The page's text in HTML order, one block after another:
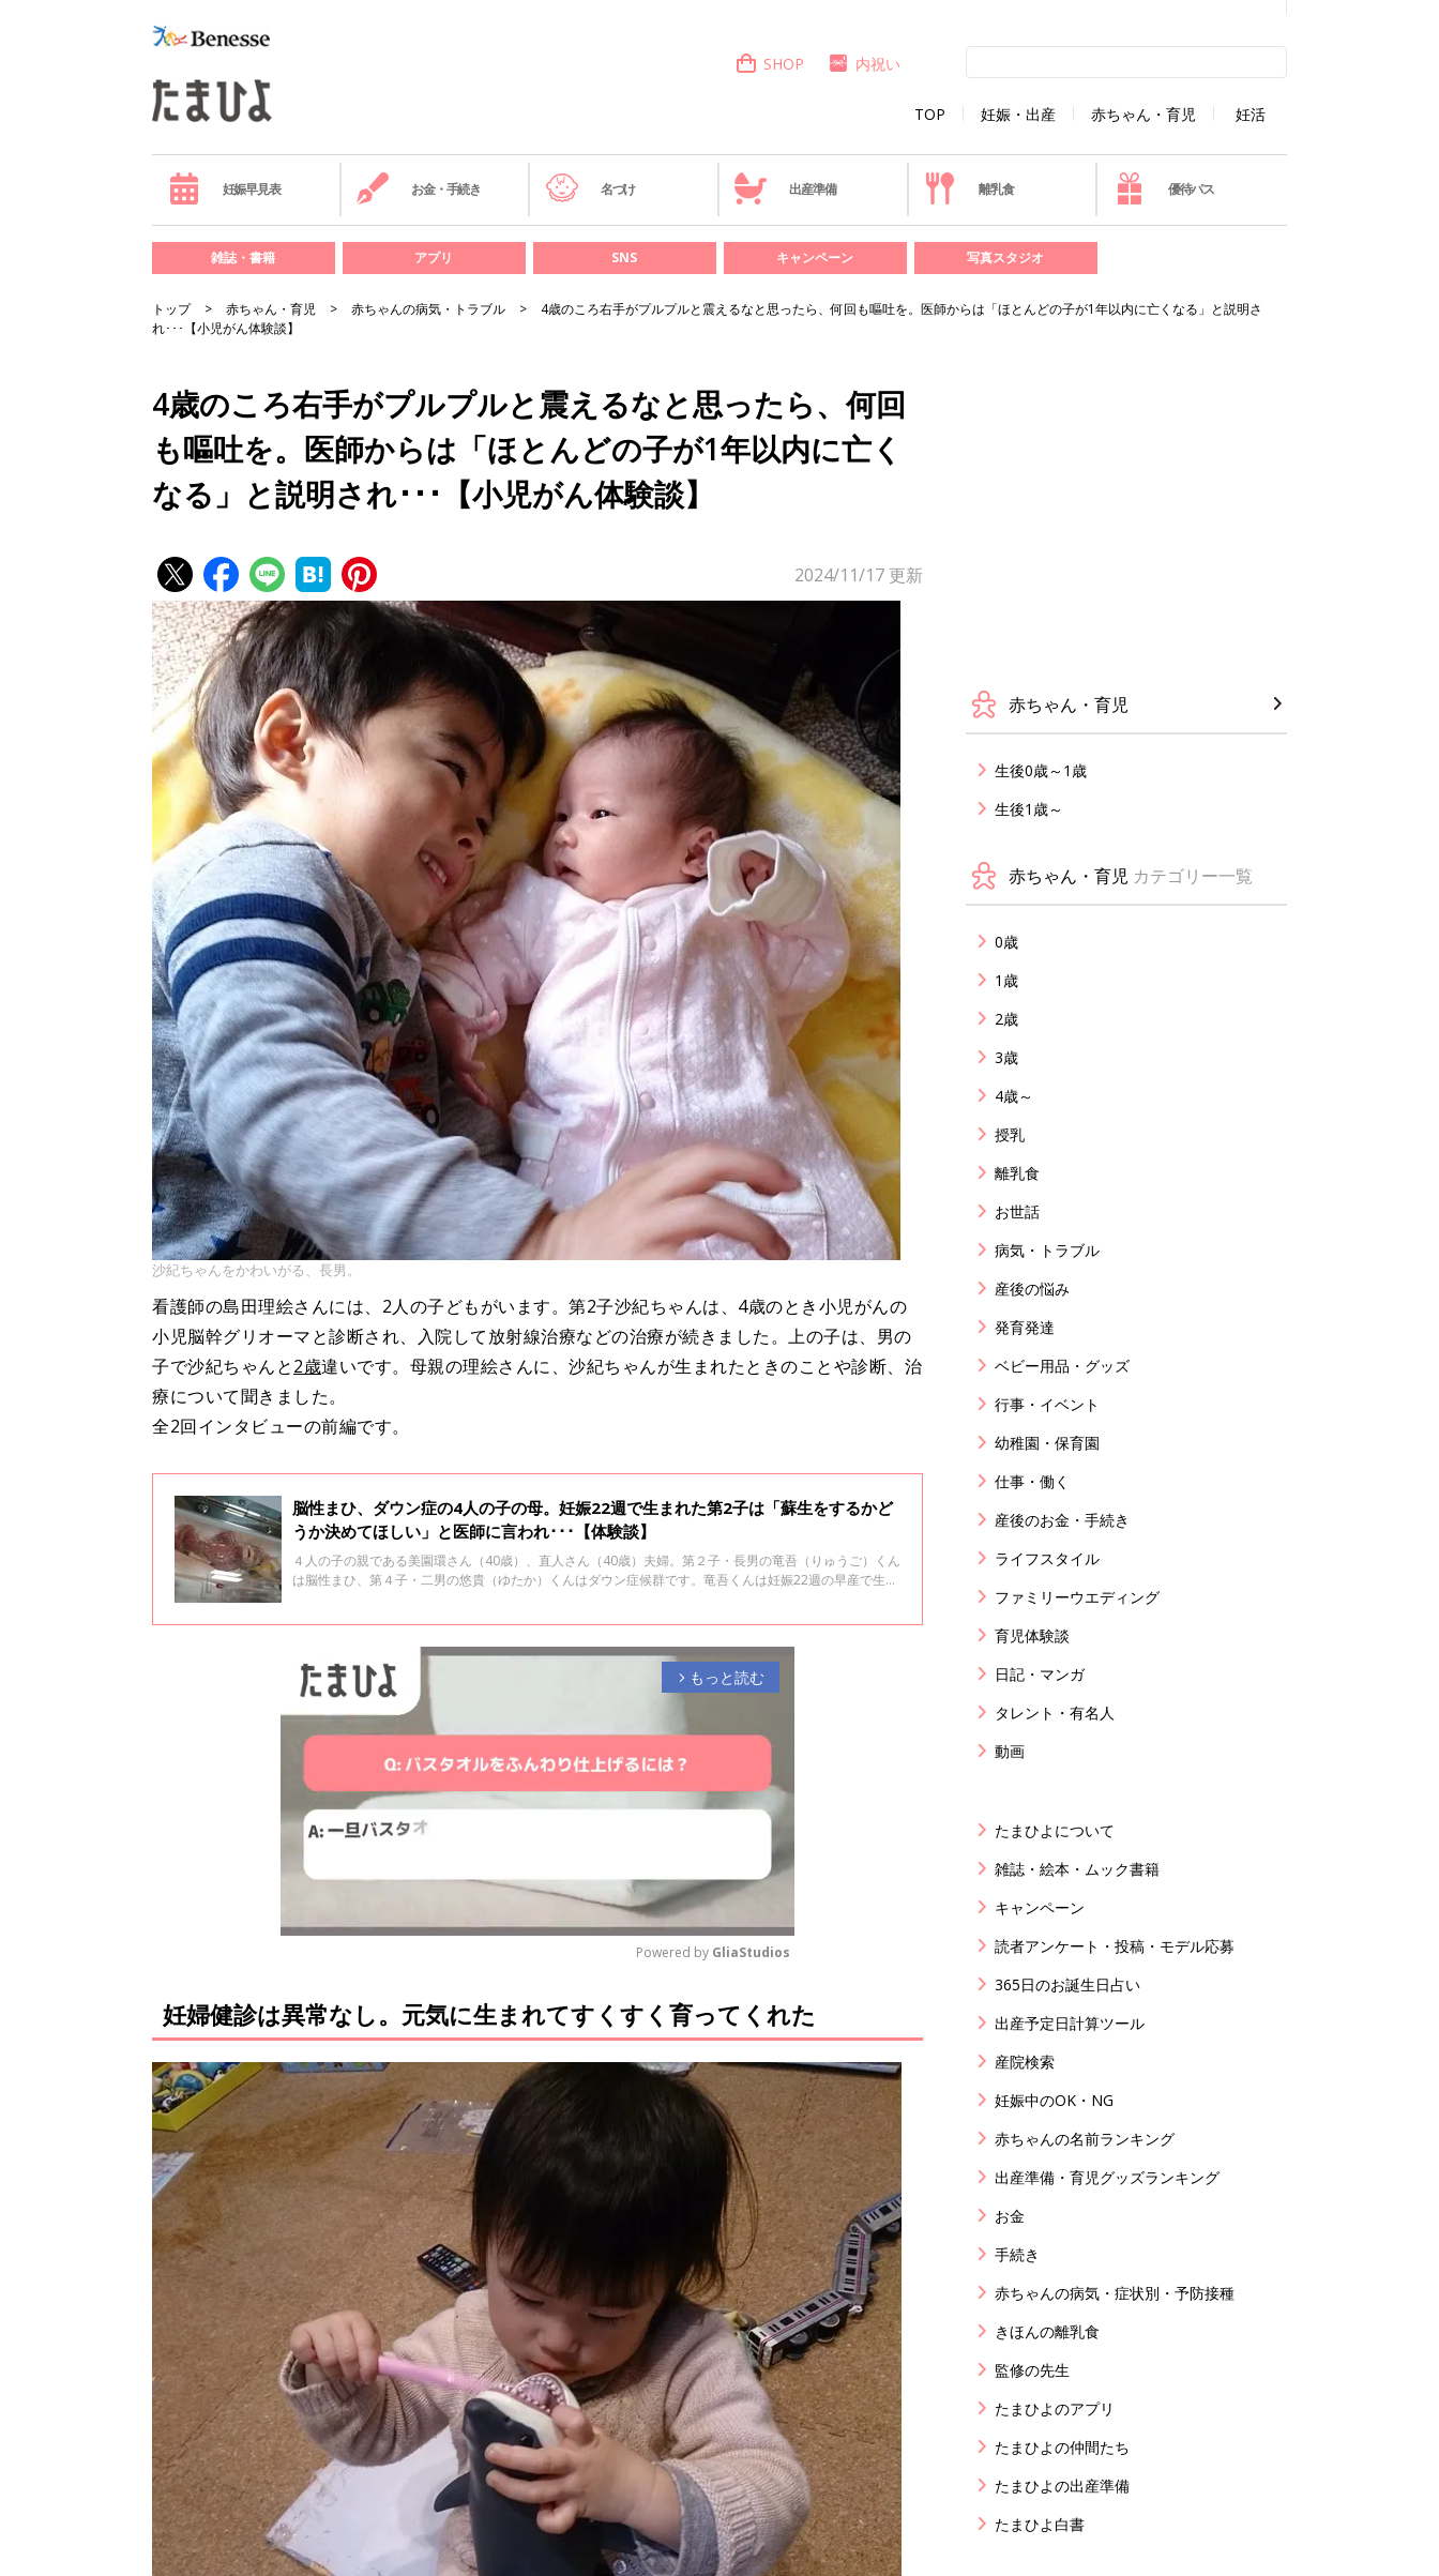
TOP 妊娠・出産 赤ちゃん・育児 妊活
SHOP 内祝い
妊娠早見表 お金・手続き 名づけ 出産準備 離乳食 優待パス
雑誌・書籍 アプリ SNS キャンペーン 写真スタジオ
トップ 赤ちゃん・育児 赤ちゃんの病気・トラブル
4歳のころ右手がプルプルと震えるなと思ったら、何回も嘔吐を。医師からは「ほとんどの子が1年以内に亡くなる」と説明さ
れ･･･【小児がん体験談】
4歳のころ右手がプルプルと震えるなと思ったら、何回
も嘔吐を。医師からは「ほとんどの子が1年以内に亡く
なる」と説明され･･･【小児がん体験談】
2024/11/17 更新
沙紀ちゃんをかわいがる、長男。
看護師の島田理絵さんには、2人の子どもがいます。第2子沙紀ちゃんは、4歳のとき小児がんの
小児脳幹グリオーマと診断され、入院して放射線治療などの治療が続きました。上の子は、男の
子で沙紀ちゃんと2歳違いです。母親の理絵さんに、沙紀ちゃんが生まれたときのことや診断、治
療について聞きました。
全2回インタビューの前編です。
脳性まひ、ダウン症の4人の子の母。妊娠22週で生まれた第2子は「蘇生をするかど
うか決めてほしい」と医師に言われ･･･【体験談】
４人の子の親である美園環さん（40歳）、直人さん（40歳）夫婦。第２子・長男の竜吾（りゅうご）くん
は脳性まひ、第４子・二男の悠貴（ゆたか）くんはダウン症候群です。竜吾くんは妊娠22週の早産で生ま
arrow_forward_ios もっと読む
M
u
e
Powered by GliaStudios
妊婦健診は異常なし。元気に生まれてすくすく育ってくれた
赤ちゃん・育児
生後0歳～1歳
生後1歳～
赤ちゃん・育児 カテゴリー一覧
0歳
1歳
2歳
3歳
4歳～
授乳
離乳食
お世話
病気・トラブル
産後の悩み
発育発達
ベビー用品・グッズ
行事・イベント
幼稚園・保育園
仕事・働く
産後のお金・手続き
ライフスタイル
ファミリーウエディング
育児体験談
日記・マンガ
タレント・有名人
動画
たまひよについて
雑誌・絵本・ムック書籍
キャンペーン
読者アンケート・投稿・モデル応募
365日のお誕生日占い
出産予定日計算ツール
産院検索
妊娠中のOK・NG
赤ちゃんの名前ランキング
出産準備・育児グッズランキング
お金
手続き
赤ちゃんの病気・症状別・予防接種
きほんの離乳食
監修の先生
たまひよのアプリ
たまひよの仲間たち
たまひよの出産準備
たまひよ白書